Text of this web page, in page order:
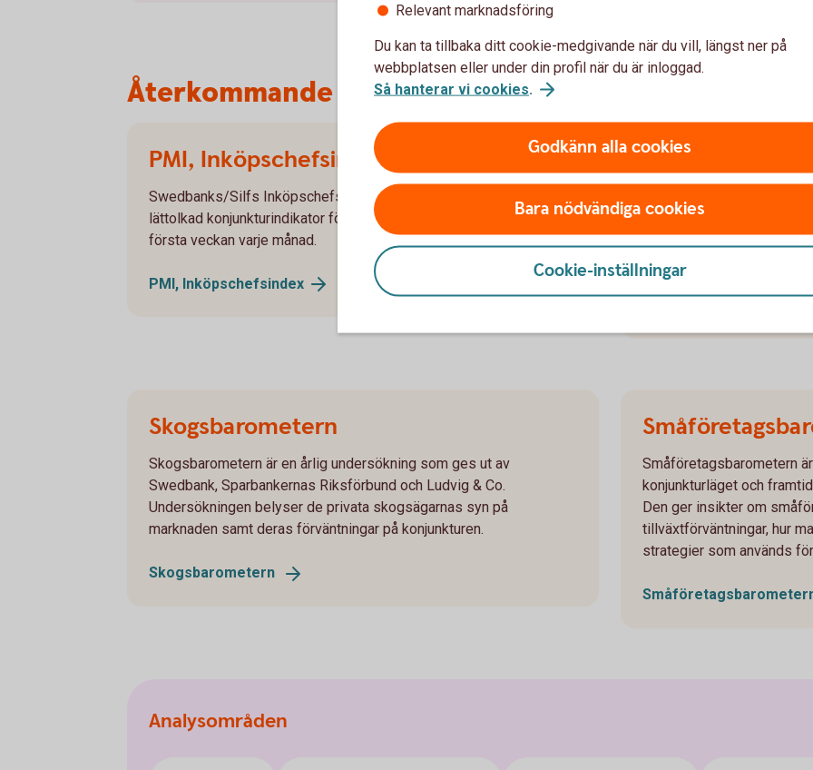
Återkommande rapporter
PMI, Inköpschefsindex
Swedbanks/Silfs Inköpschefsindex (PMI) är en viktig, tidig och
lättolkad konjunkturindikator för svensk ekonomi. Presenteras
första veckan varje månad.
PMI, Inköpschefsindex
Två gånger per år, på
lantbrukare om deras syn
framtidstro. Allt samlas i
sedan 1987.
Skogsbarometern
Skogsbarometern är en årlig undersökning som ges ut av
Swedbank, Sparbankernas Riksförbund och Ludvig & Co.
Undersökningen belyser de privata skogsägarnas syn på
marknaden samt deras förväntningar på konjunkturen.
Skogsbarometern
Småföretagsbarometern
konjunkturläget och
Den ger insikter om
tillväxtförväntningar, hur
strategier som används
Analysområden
Relevant marknadsföring
Du kan ta tillbaka ditt cookie-medgivande när du vill, längst ner på
webbplatsen eller under din profil när du är inloggad.
Så hanterar vi cookies.
Godkänn alla cookies
Bara nödvändiga cookies
Cookie-inställningar